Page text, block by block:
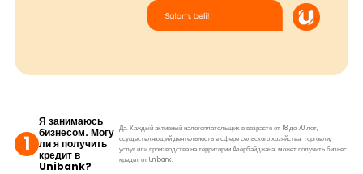
1
Я занимаюсь
бизнесом. Могу
ли я получить
кредит в
Unibank?
Да. Каждый активный налогоплательщик в возрасте от 18 до 70 лет,
осуществляющий деятельность в сфере сельского хозяйства, торговли,
услуг или производства на территории Азербайджана, может получить бизнес
кредит от Unibank.